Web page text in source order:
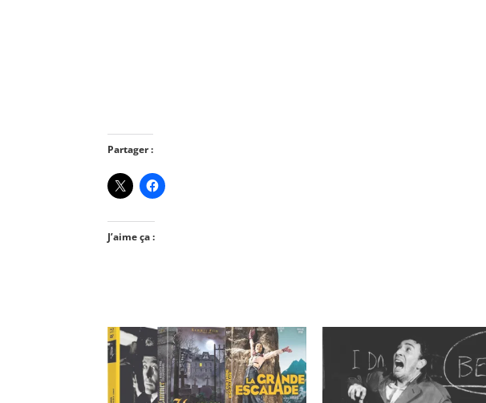
Partager :
J’aime ça :